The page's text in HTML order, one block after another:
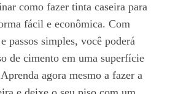
como fazer tinta caseira para
fácil e econômica. Com
passos simples, você poderá
de cimento em uma superfície
agora mesmo a fazer a